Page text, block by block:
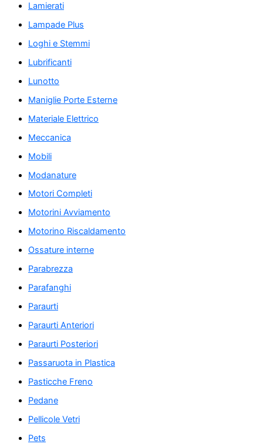
Lamierati
Lampade Plus
Loghi e Stemmi
Lubrificanti
Lunotto
Maniglie Porte Esterne
Materiale Elettrico
Meccanica
Mobili
Modanature
Motori Completi
Motorini Avviamento
Motorino Riscaldamento
Ossature interne
Parabrezza
Parafanghi
Paraurti
Paraurti Anteriori
Paraurti Posteriori
Passaruota in Plastica
Pasticche Freno
Pedane
Pellicole Vetri
Pets